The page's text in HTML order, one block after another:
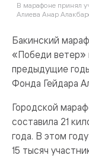
В марафоне принял
Алиева Анар
Бакинский
«Победи ветер»
предыдущие
Фонда Гейдара
Городской
составила 21
года. В этом
15 тысяч